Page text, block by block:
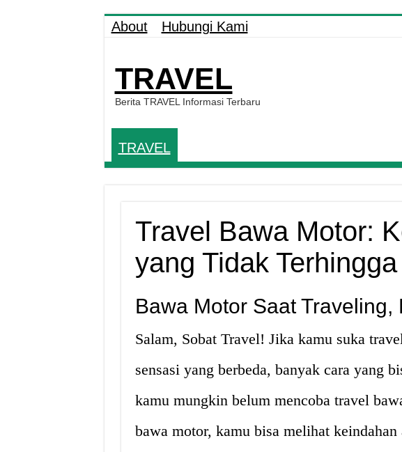
About Hubungi Kami
TRAVEL
Berita TRAVEL Informasi Terbaru
TRAVEL
Travel Bawa Motor:
yang Tidak Terhingga
Bawa Motor Saat Traveling,
Salam, Sobat Travel! Jika kamu suka
sensasi yang berbeda, banyak cara yang
kamu mungkin belum mencoba travel
bawa motor, kamu bisa melihat keindahan